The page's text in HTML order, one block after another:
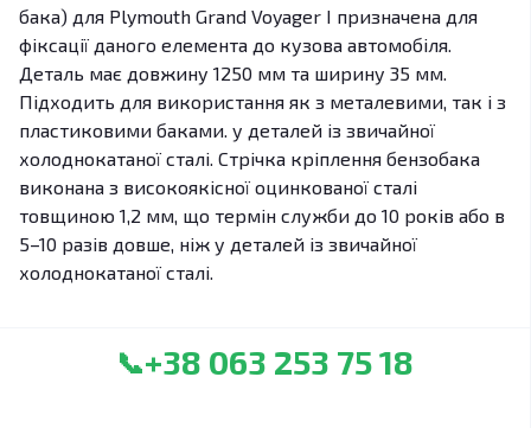
бака) для Plymouth Grand Voyager I призначена для
фіксації даного елемента до кузова автомобіля.
Деталь має довжину 1250 мм та ширину 35 мм.
Підходить для використання як з металевими, так і з
пластиковими баками. у деталей із звичайної
холоднокатаної сталі. Стрічка кріплення бензобака
виконана з високоякісної оцинкованої сталі
товщиною 1,2 мм, що термін служби до 10 років або в
5–10 разів довше, ніж у деталей із звичайної
холоднокатаної сталі.
📞+38 063 253 75 18